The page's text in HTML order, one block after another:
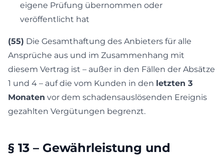
eigene Prüfung übernommen oder
veröffentlicht hat
(55) Die Gesamthaftung des Anbieters für alle
Ansprüche aus und im Zusammenhang mit
diesem Vertrag ist – außer in den Fällen der Absätze
1 und 4 – auf die vom Kunden in den letzten 3
Monaten vor dem schadensauslösenden Ereignis
gezahlten Vergütungen begrenzt.
§ 13 – Gewährleistung und